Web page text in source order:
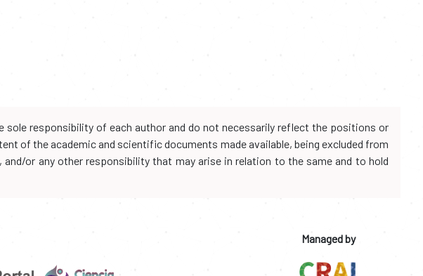
sole responsibility of each author and do not necessarily reflect the positions or
of the academic and scientific documents made available, being excluded from
or any other responsibility that may arise in relation to the same and to hold
Managed by